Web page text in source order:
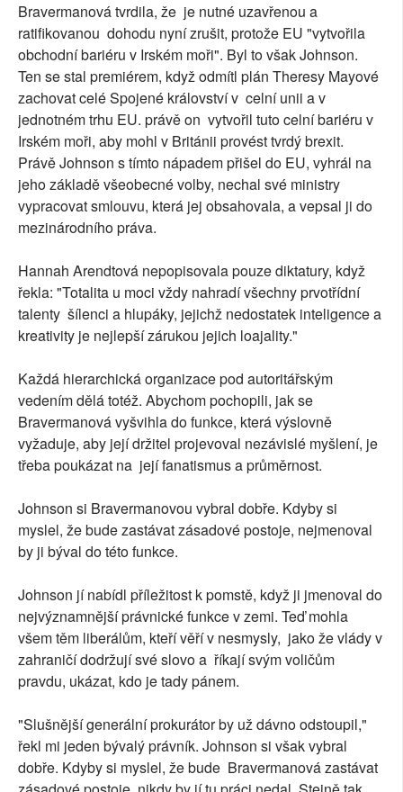
Bravermanová tvrdila, že je nutné uzavřenou a
ratifikovanou dohodu nyní zrušit, protože EU "vytvořila
obchodní bariéru v Irském moři". Byl to však Johnson.
Ten se stal premiérem, když odmítl plán Theresy Mayové
zachovat celé Spojené království v celní unii a v
jednotném trhu EU. právě on vytvořil tuto celní bariéru v
Irském moři, aby mohl v Británii provést tvrdý brexit.
Právě Johnson s tímto nápadem přišel do EU, vyhrál na
jeho základě všeobecné volby, nechal své ministry
vypracovat smlouvu, která jej obsahovala, a vepsal ji do
mezinárodního práva.
Hannah Arendtová nepopisovala pouze diktatury, když
řekla: "Totalita u moci vždy nahradí všechny prvotřídní
talenty šílenci a hlupáky, jejichž nedostatek inteligence a
kreativity je nejlepší zárukou jejich loajality."
Každá hierarchická organizace pod autoritářským
vedením dělá totéž. Abychom pochopili, jak se
Bravermanová vyšvihla do funkce, která výslovně
vyžaduje, aby její držitel projevoval nezávislé myšlení, je
třeba poukázat na její fanatismus a průměrnost.
Johnson si Bravermanovou vybral dobře. Kdyby si
myslel, že bude zastávat zásadové postoje, nejmenoval
by ji býval do této funkce.
Johnson jí nabídl příležitost k pomstě, když ji jmenoval do
nejvýznamnější právnické funkce v zemi. Teď mohla
všem těm liberálům, kteří věří v nesmysly, jako že vlády v
zahraničí dodržují své slovo a říkají svým voličům
pravdu, ukázat, kdo je tady pánem.
"Slušnější generální prokurátor by už dávno odstoupil,"
řekl mi jeden bývalý právník. Johnson si však vybral
dobře. Kdyby si myslel, že bude Bravermanová zastávat